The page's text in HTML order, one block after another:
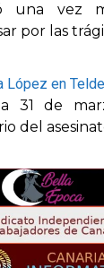
una vez
por las
López en Telde
31 de
del